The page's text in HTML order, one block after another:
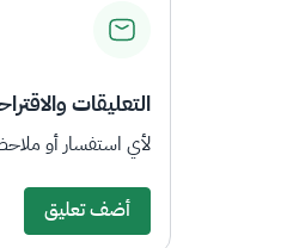
التعليقات
لأي استفسار أو
أضف تعليق